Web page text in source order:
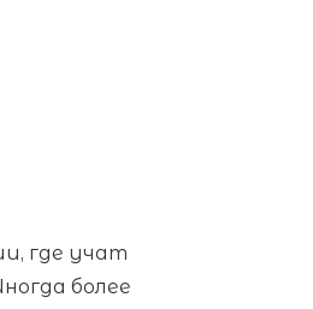
где учат
более